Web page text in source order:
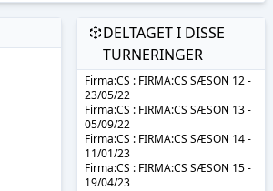
DELTAGET I DISSE
TURNERINGER
Firma:CS : FIRMA:CS SÆSON 12 -
23/05/22
Firma:CS : FIRMA:CS SÆSON 13 -
05/09/22
Firma:CS : FIRMA:CS SÆSON 14 -
11/01/23
Firma:CS : FIRMA:CS SÆSON 15 -
19/04/23